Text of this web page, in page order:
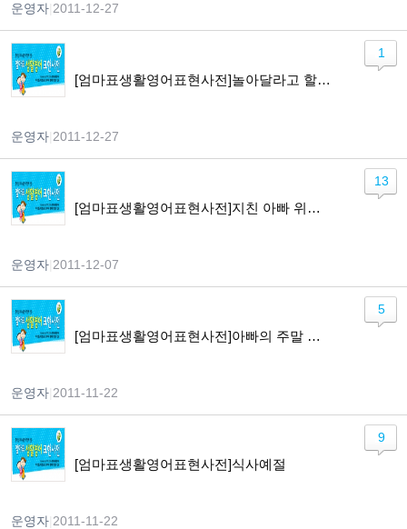
운영자 2011-12-27
[엄마표생활영어표현사전]놀아달라고 할 때
운영자 2011-12-27
1
[엄마표생활영어표현사전]지친 아빠 위로하기
운영자 2011-12-07
13
[엄마표생활영어표현사전]아빠의 주말 약속하기
운영자 2011-11-22
5
[엄마표생활영어표현사전]식사예절
운영자 2011-11-22
9